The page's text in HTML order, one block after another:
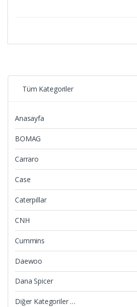
Tüm Kategoriler
Anasayfa
BOMAG
Carraro
Case
Caterpillar
CNH
Cummins
Daewoo
Dana Spicer
Diğer Kategoriler …